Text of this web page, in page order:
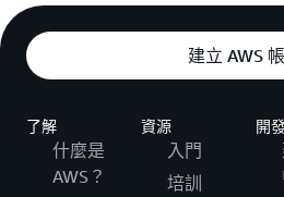
建立 AWS
了解
什麼是
AWS？
資源
入門
培訓
開